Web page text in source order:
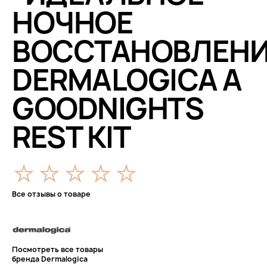
НОЧНОЕ
DERMALOGICA A
GOODNIGHTS
REST KIT
Все отзывы о товаре
Посмотреть все товары
бренда Dermalogica